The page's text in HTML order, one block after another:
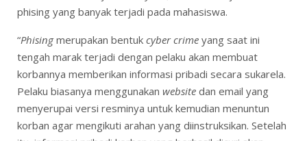
tengah marak terjadi dengan pelaku akan membuat
korbannya memberikan informasi pribadi secara sukarela.
Pelaku biasanya menggunakanwebsitedan email yang
menyerupai versi resminya untuk kemudian menuntun
korban agar mengikuti arahan yang diinstruksikan. Setelah
itu, informasi pribadi korban yang berhasil dicuri akan